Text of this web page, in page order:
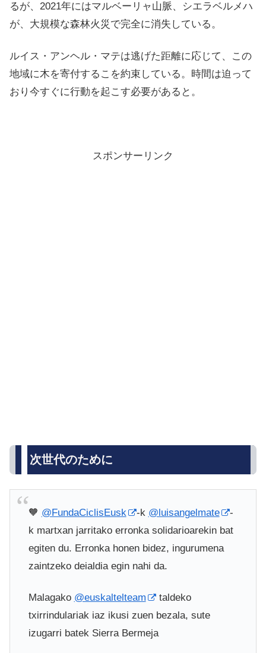
るが、2021年にはマルベーリャ山脈、シエラベルメハ
が、大規模な森林火災で完全に消失している。
ルイス・アンヘル・マテは逃げた距離に応じて、この
地域に木を寄付するこを約束している。時間は迫って
おり今すぐに行動を起こす必要があると。
スポンサーリンク
次世代のために
🧡 @FundaCiclisEusk -k @luisangelmate
-
k martxan jarritako erronka solidarioarekin bat
egiten du. Erronka honen bidez, ingurumena
zaintzeko deialdia egin nahi da.
Malagako @euskaltelteam
taldeko
txirrindulariak iaz ikusi zuen bezala, sute
izugarri batek Sierra Bermeja